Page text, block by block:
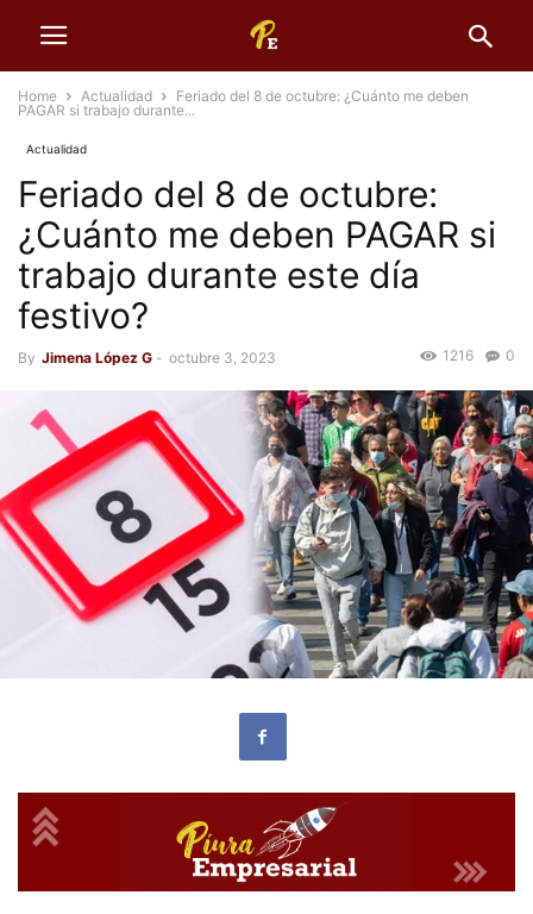
Home Actualidad
Feriado del 8 de octubre: ¿Cuánto me deben
PAGAR si trabajo durante...
Actualidad
Feriado del 8 de octubre:
¿Cuánto me deben PAGAR si
trabajo durante este día
festivo?
By Jimena López G - octubre 3, 2023 0
1216